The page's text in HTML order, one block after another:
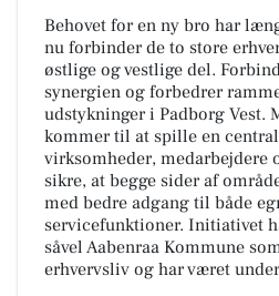
Behovet for en ny bro har
nu forbinder de to store
østlige og vestlige del.
synergien og forbedrer
udstykninger i Padborg Vest.
kommer til at spille en
virksomheder, medarbejdere
sikre, at begge sider af
med bedre adgang til både
servicefunktioner. Initiativet
såvel Aabenraa Kommune
erhvervsliv og har været